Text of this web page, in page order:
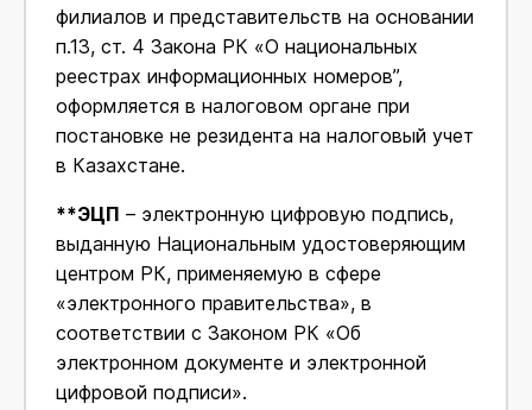
филиалов и представительств на основании
п.13, ст. 4 Закона РК «О национальных
реестрах информационных номеров”,
оформляется в налоговом органе при
постановке не резидента на налоговый учет
в Казахстане.
**ЭЦП – электронную цифровую подпись,
выданную Национальным удостоверяющим
центром РК, применяемую в сфере
«электронного правительства», в
соответствии с Законом РК «Об
электронном документе и электронной
цифровой подписи».